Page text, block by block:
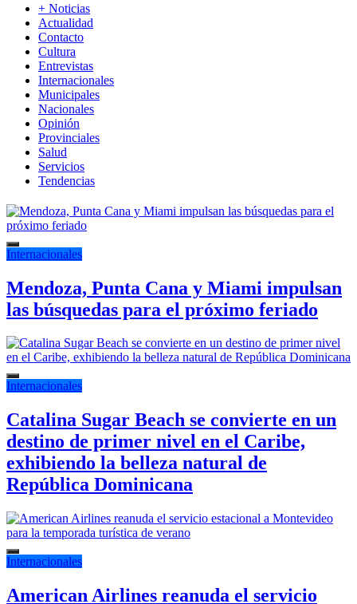
+ Noticias
Actualidad
Contacto
Cultura
Entrevistas
Internacionales
Municipales
Nacionales
Opinión
Provinciales
Salud
Servicios
Tendencias
Internacionales
Mendoza, Punta Cana y Miami impulsan
las búsquedas para el próximo feriado
Internacionales
Catalina Sugar Beach se convierte en un
destino de primer nivel en el Caribe,
exhibiendo la belleza natural de
República Dominicana
Internacionales
American Airlines reanuda el servicio